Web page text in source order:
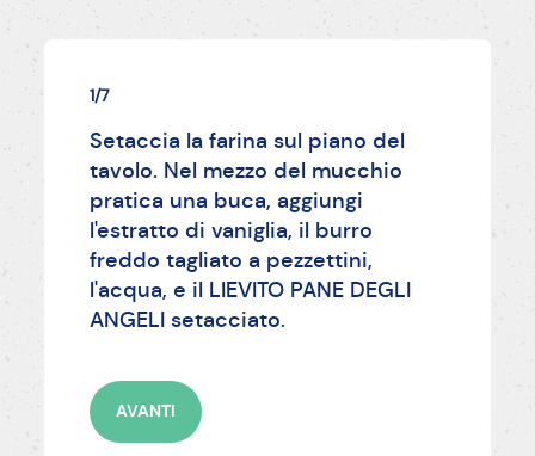
1/7
Setaccia la farina sul piano del
tavolo. Nel mezzo del mucchio
pratica una buca, aggiungi
l'estratto di vaniglia, il burro
freddo tagliato a pezzettini,
l'acqua, e il LIEVITO PANE DEGLI
ANGELI setacciato.
AVANTI